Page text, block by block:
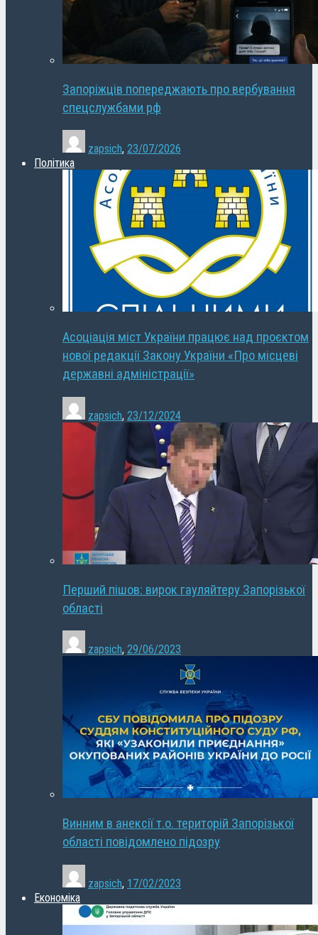
Запоріжців попереджають про вербування
спецслужбами рф
zapsich, 23/07/2026
Політика
Асоціація міст України працює над проєктом
нової редакції Закону України «Про місцеві
державні адміністрації»
zapsich, 23/12/2024
Перший пішов: вирок гауляйтеру Запорізької
області
zapsich, 29/06/2023
Винним в анексії т.о. територій Запорізької
області повідомлено підозру
zapsich, 17/02/2023
Економіка